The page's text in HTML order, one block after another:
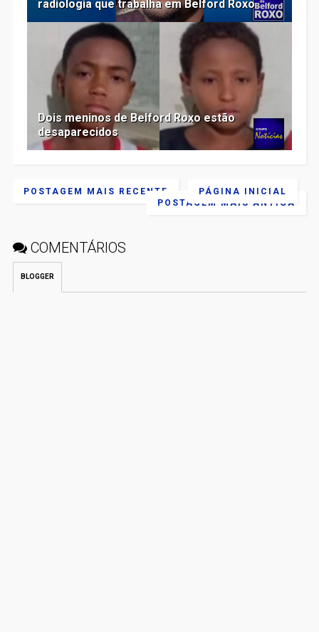
radiologia que trabalha em Belford Roxo
Dois meninos de Belford Roxo estão
desaparecidos
POSTAGEM MAIS RECENTE
POSTAGEM MAIS ANTIGA
PÁGINA INICIAL
COMENTÁRIOS
BLOGGER